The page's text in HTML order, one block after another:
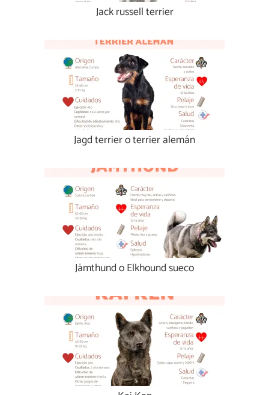
Jack russell terrier
Jagd terrier o terrier alemán
Jämthund o Elkhound sueco